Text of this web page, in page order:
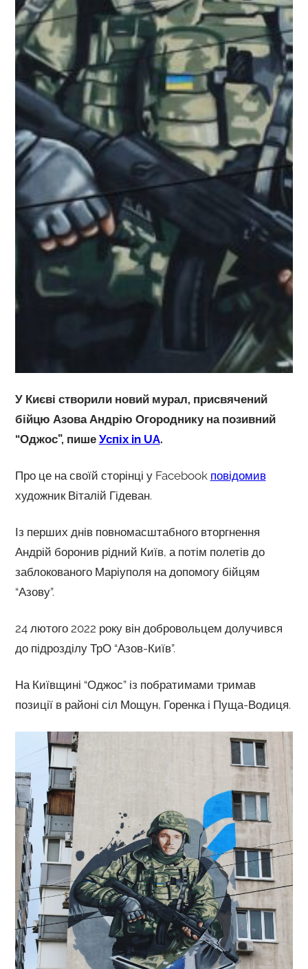
У Києві створили новий мурал, присвячений
бійцю Азова Андрію Огороднику на позивний
“Оджос”, пише Успіх in UA.
Про це на своїй сторінці у Facebook повідомив
художник Віталій Гідеван.
Із перших днів повномасштабного вторгнення
Андрій боронив рідний Київ, а потім полетів до
заблокованого Маріуполя на допомогу бійцям
“Азову”.
24 лютого 2022 року він добровольцем долучився
до підрозділу ТрО “Азов-Київ”.
На Київщині “Оджос” із побратимами тримав
позиції в районі сіл Мощун, Горенка і Пуща-Водиця.